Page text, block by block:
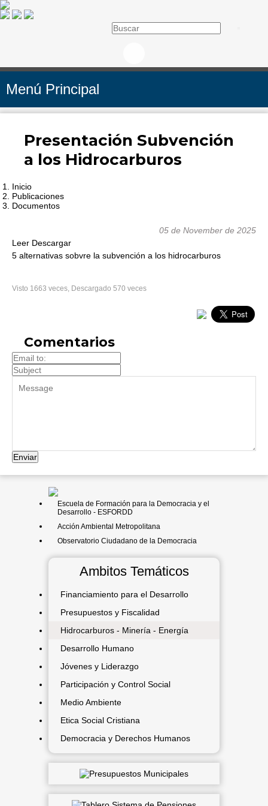
Menú Principal
Presentación Subvención
a los Hidrocarburos
Inicio
Publicaciones
Documentos
05 de November de 2025
Leer Descargar
5 alternativas sobvre la subvención a los hidrocarburos
Visto 1663 veces, Descargado 570 veces
Comentarios
Enviar
Escuela de Formación para la Democracia y el
Desarrollo - ESFORDD
Acción Ambiental Metropolitana
Observatorio Ciudadano de la Democracia
Ambitos Temáticos
Financiamiento para el Desarrollo
Presupuestos y Fiscalidad
Hidrocarburos - Minería - Energía
Desarrollo Humano
Jóvenes y Liderazgo
Participación y Control Social
Medio Ambiente
Etica Social Cristiana
Democracia y Derechos Humanos